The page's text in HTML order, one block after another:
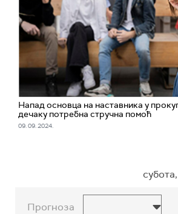
Напад основца на наставника у
дечаку потребна стручна помоћ
09. 09. 2024.
Прогноза